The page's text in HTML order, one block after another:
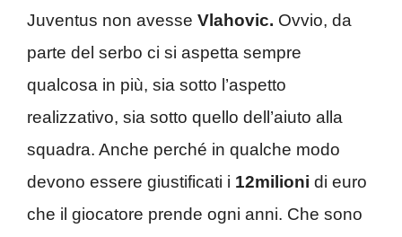
Juventus non avesse Vlahovic. Ovvio, da
parte del serbo ci si aspetta sempre
qualcosa in più, sia sotto l’aspetto
realizzativo, sia sotto quello dell’aiuto alla
squadra. Anche perché in qualche modo
devono essere giustificati i 12milioni di euro
che il giocatore prende ogni anni. Che sono